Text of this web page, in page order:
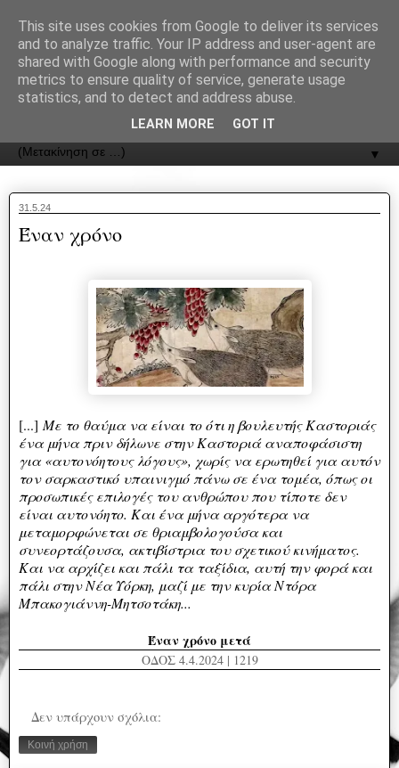
ΟΔΟΣ
▼
31.5.24
Έναν χρόνο
[...] Mε το θαύμα να είναι το ότι η βουλευτής Καστοριάς
ένα μήνα πριν δήλωνε στην Καστοριά αναποφάσιστη
για «αυτονόητους λόγους», χωρίς να ερωτηθεί για αυτόν
τον σαρκαστικό υπαινιγμό πάνω σε ένα τομέα, όπως οι
προσωπικές επιλογές του ανθρώπου που τίποτε δεν
είναι αυτονόητο. Kαι ένα μήνα αργότερα να
μεταμορφώνεται σε θριαμβολογούσα και
συνεορτάζουσα, ακτιβίστρια του σχετικού κινήματος.
Και να αρχίζει και πάλι τα ταξίδια, αυτή την φορά και
πάλι στην Νέα Υόρκη, μαζί με την κυρία Ντόρα
Μπακογιάννη-Μητσοτάκη...
Έναν χρόνο μετά
ΟΔΟΣ 4.4.2024 | 1219
Δεν υπάρχουν σχόλια:
Κοινή χρήση
This site uses cookies from Google to deliver its services
and to analyze traffic. Your IP address and user-agent are
shared with Google along with performance and security
metrics to ensure quality of service, generate usage
statistics, and to detect and address abuse.
LEARN MORE GOT IT